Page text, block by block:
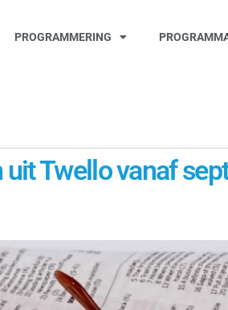
PROGRAMMERING
Twello vanaf